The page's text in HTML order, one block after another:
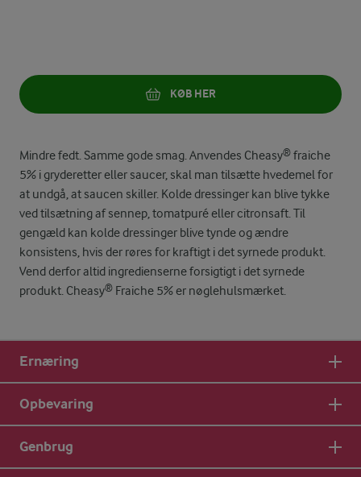
KØB HER
Mindre fedt. Samme gode smag. Anvendes Cheasy® fraiche
5% i gryderetter eller saucer, skal man tilsætte hvedemel for
at undgå, at saucen skiller. Kolde dressinger kan blive tykke
ved tilsætning af sennep, tomatpuré eller citronsaft. Til
gengæld kan kolde dressinger blive tynde og ændre
konsistens, hvis der røres for kraftigt i det syrnede produkt.
Vend derfor altid ingredienserne forsigtigt i det syrnede
produkt. Cheasy® Fraiche 5% er nøglehulsmærket.
Ernæring
Opbevaring
Genbrug